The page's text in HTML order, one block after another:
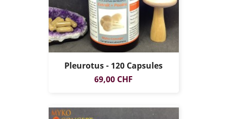
Pleurotus - 120 Capsules
Prix
69,00 CHF